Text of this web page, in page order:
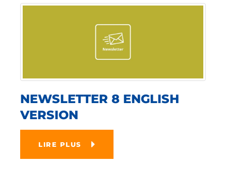
NEWSLETTER 8 ENGLISH
VERSION
LIRE PLUS